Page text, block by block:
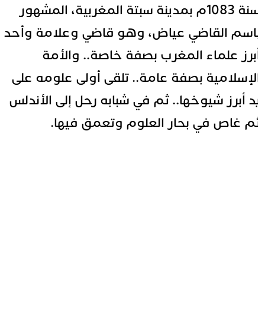
سنة 1083م بمدينة سبتة المغربية، المشهور
القاضي عياض، وهو قاضي وعلامة وأحد
علماء المغرب بصفة خاصة..والأمة
بصفة عامة.. تلقى أولى علومه على
أبرز شيوخها.. ثم في شبابه رحل إلى الأندلس
غاص في بحار العلوم وتعمق فيها.